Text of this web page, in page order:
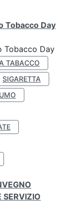
Tobacco Day
Tobacco Day
TABACCO
SIGARETTA
SERVIZIO